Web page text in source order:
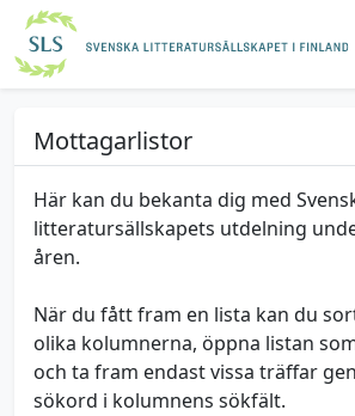
Mottagarlistor
Här kan du bekanta dig med
litteratursällskapets utdelning
åren.
När du fått fram en lista kan du
olika kolumnerna, öppna listan
och ta fram endast vissa träffar
sökord i kolumnens sökfält.